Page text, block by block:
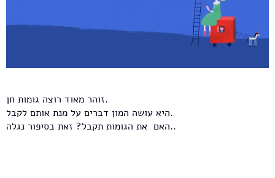
זוהר מאוד רוצה גומות חן.
היא עושה המון דברים על מנת אותם לקבל.
האם את הגומות תקבל? זאת בסיפור נגלה..